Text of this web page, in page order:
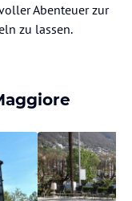
Abenteuer zur
zu lassen.